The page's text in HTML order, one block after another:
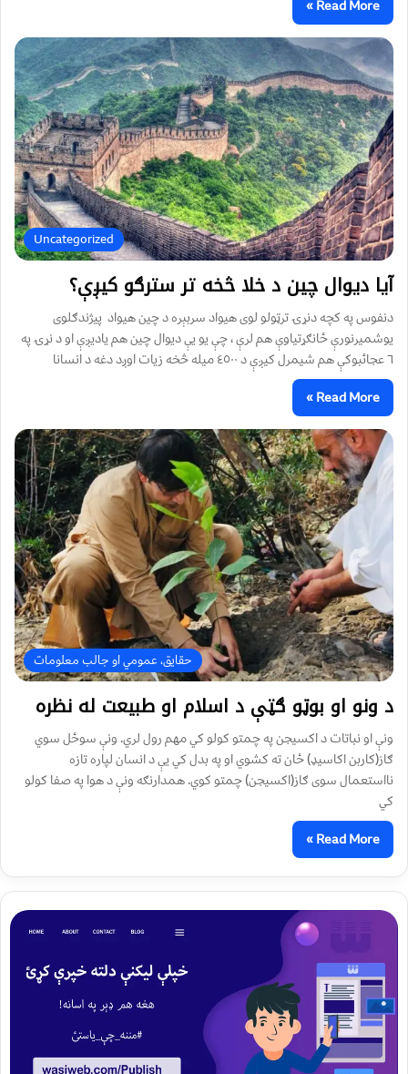
Read More »
Uncategorized
آيا ديوال چين د خلا څخه تر سترګو کيږې؟
دنفوس په کچه دنړۍ ترټولو لوى هيواد سربېره د چين هيواد پيژندګلوى
يوشميرنورې ځانګړتياوې هم لرې ، چې يو يې ديوال چين هم ياديږې او د نړۍ په
٦ عجائبوکې هم شيمرل کيږې د ٤٥٠٠ ميله څخه زيات اوږد دغه د انسانا
Read More »
حقایق، عمومي او جالب معلومات
د ونو او بوټو ګټې د اسلام او طبیعت له نظره
ونې او نباتات د اکسیجن په چمتو کولو کي مهم رول لري. ونې سوځل سوي
ګاز(کاربن اکاسیډ) ځان ته کشوي او په بدل کي يې د انسان لپاره تازه
نااستعمال سوی ګاز(اکسیجن) چمتو کوي. همدارنګه ونې د هوا په صفا کولو
کي
Read More »